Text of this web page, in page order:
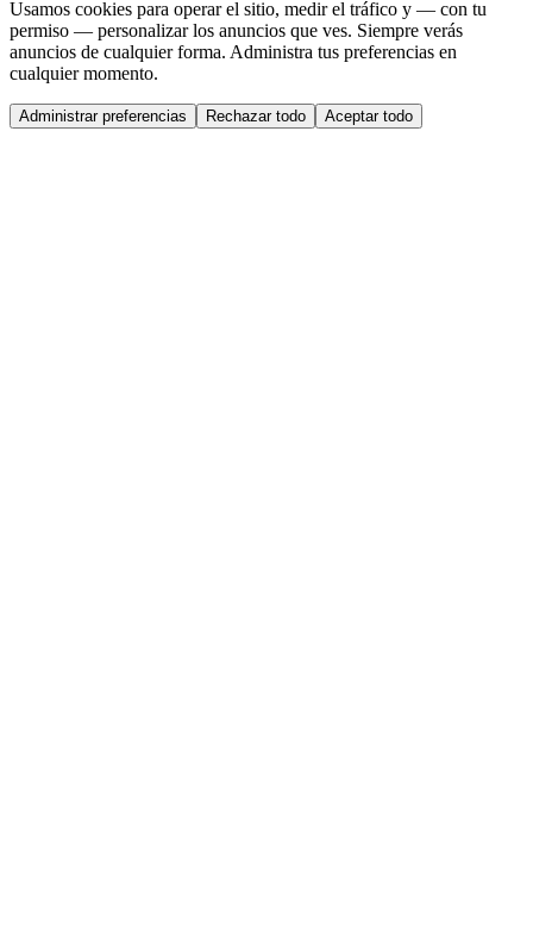
Usamos cookies para operar el sitio, medir el tráfico y — con tu
permiso — personalizar los anuncios que ves. Siempre verás
anuncios de cualquier forma. Administra tus preferencias en
cualquier momento.
Administrar preferencias Rechazar todo Aceptar todo